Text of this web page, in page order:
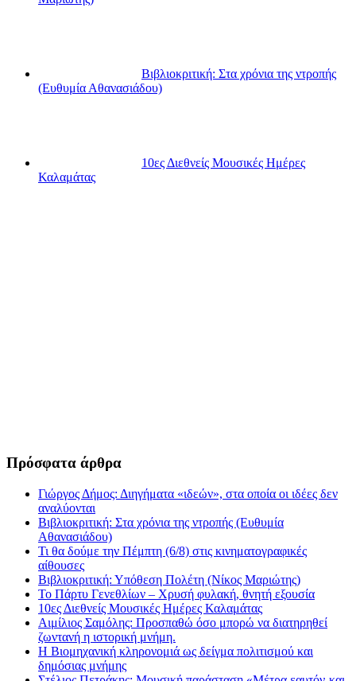
Βιβλιοκριτική: Στα χρόνια της ντροπής
(Ευθυμία Αθανασιάδου)
10ες Διεθνείς Μουσικές Ημέρες
Καλαμάτας
Πρόσφατα άρθρα
Γιώργος Δήμος: Διηγήματα «ιδεών», στα οποία οι ιδέες δεν
αναλύονται
Βιβλιοκριτική: Στα χρόνια της ντροπής (Ευθυμία
Αθανασιάδου)
Τι θα δούμε την Πέμπτη (6/8) στις κινηματογραφικές
αίθουσες
Βιβλιοκριτική: Υπόθεση Πολέτη (Νίκος Μαριώτης)
Το Πάρτυ Γενεθλίων – Χρυσή φυλακή, θνητή εξουσία
10ες Διεθνείς Μουσικές Ημέρες Καλαμάτας
Αιμίλιος Σαμόλης: Προσπαθώ όσο μπορώ να διατηρηθεί
ζωντανή η ιστορική μνήμη.
Η Βιομηχανική κληρονομιά ως δείγμα πολιτισμού και
δημόσιας μνήμης